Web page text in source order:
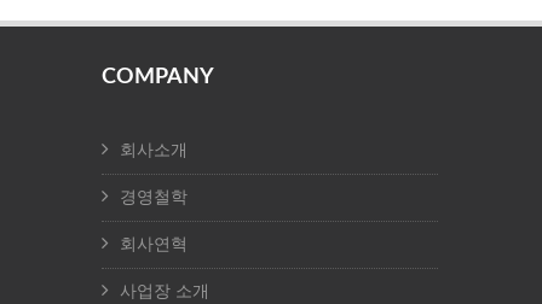
COMPANY
회사소개
경영철학
회사연혁
사업장 소개